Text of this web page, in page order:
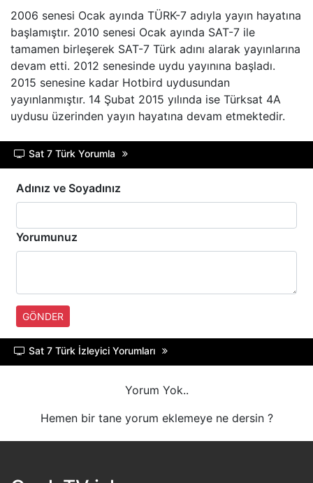
TV8,5
SöZCü TV
NTV
HABER GLOBAL
A HABER
TELE1
CNN TüRK
ULUSAL KANAL
2006 senesi Ocak ayında TÜRK-7 adıyla yayın hayatına
başlamıştır. 2010 senesi Ocak ayında SAT-7 ile
tamamen birleşerek SAT-7 Türk adını alarak yayınlarına
devam etti. 2012 senesinde uydu yayınına başladı.
2015 senesine kadar Hotbird uydusundan
yayınlanmıştır. 14 Şubat 2015 yılında ise Türksat 4A
uydusu üzerinden yayın hayatına devam etmektedir.
Sat 7 Türk Yorumla
Adınız ve Soyadınız
Yorumunuz
GÖNDER
Sat 7 Türk İzleyici Yorumları
Yorum Yok..
Hemen bir tane yorum eklemeye ne dersin ?